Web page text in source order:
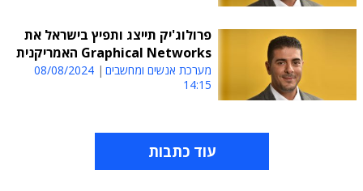
פרולוג'יק תייצג ותפיץ בישראל את
Graphical Networks האמריקנית
מערכת אנשים ומחשבים
08/08/2024
14:15
עוד כתבות